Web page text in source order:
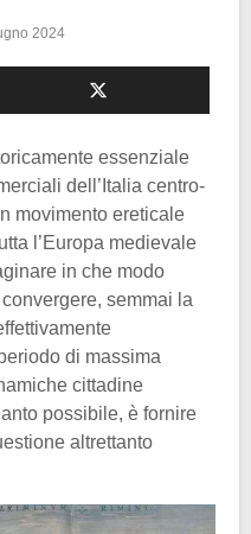
2024
essenziale
dell’Italia centro-
movimento ereticale
l’Europa medievale
in che modo
semmai la
di massima
cittadine
possibile, è fornire
altrettanto